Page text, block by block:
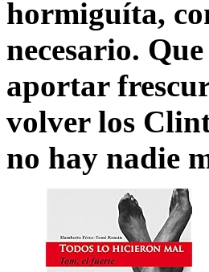
hormiguíta,
necesario.
aportar
volver los
no hay nadie